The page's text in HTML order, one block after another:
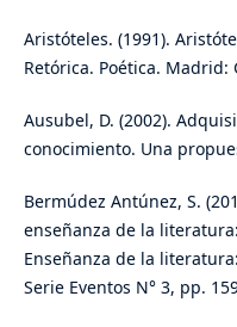
Aristóteles. (1991).
Retórica. Poética. Madrid:
Ausubel, D. (2002).
conocimiento. Una
Bermúdez Antúnez, S.
enseñanza de la
Enseñanza de la
Serie Eventos N° 3, pp.